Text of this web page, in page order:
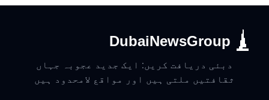
DubaiNewsGroup
دبئی دریافت کریں: ایک جدید عجوبہ جہاں
ثقافتیں ملتی ہیں اور مواقع لامحدود ہیں